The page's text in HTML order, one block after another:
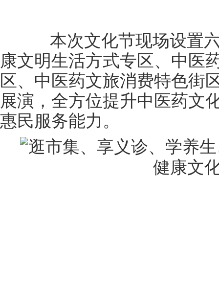
本次文化节现场设置六
康文明生活方式专区、中医
区、中医药文旅消费特色街
展演，全方位提升中医药文
惠民服务能力。